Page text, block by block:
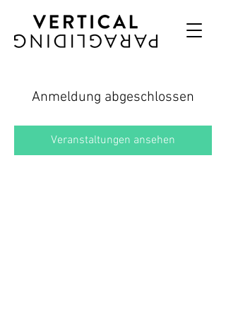
Anmeldung abgeschlossen
Veranstaltungen ansehen